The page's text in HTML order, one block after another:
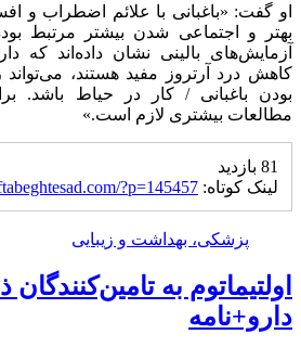
او گفت: «باغبانی با علائم اضطراب و
بهتر و اجتماعی شدن بیشتر مرتبط
آزمایش‌های بالینی نشان داده‌اند که
کاهش درد آرتروز مفید هستند، می‌تواند
بودن باغبانی / کار در حیاط باشد.
مطالعات بیشتری لازم است.»
81 بازدید
لینک کوتاه: ?p=145457
پزشکی، بهداشت و زیبایی
اولتیماتوم به
دارو+نامه